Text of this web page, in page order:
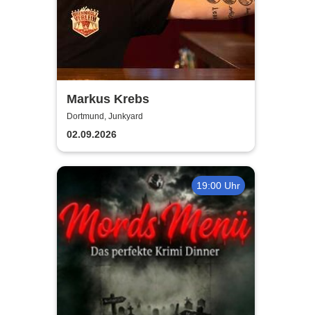
Markus Krebs
Dortmund, Junkyard
02.09.2026
19:00 Uhr